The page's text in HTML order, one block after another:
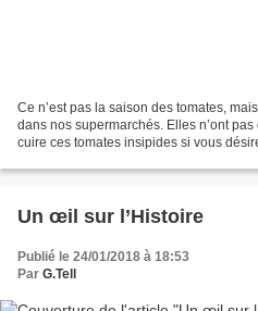
Ce n’est pas la saison des tomates,
dans nos supermarchés. Elles n’ont
cuire ces tomates insipides si vous
Un œil sur l’Histoire
Publié le 24/01/2018 à 18:53
Par G.Tell